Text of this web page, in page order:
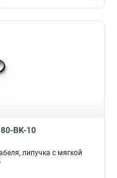
BK-10
липучка с мягкой